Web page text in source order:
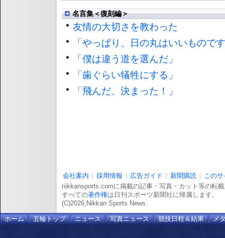
名言集＜復刻編＞
友情の大切さを教わった
「やっぱり、日の丸はいいもので
「僕は違う道を選んだ」
「歯ぐらい犠牲にする」
「飛んだ、決まった！」
会社案内 採用情報 広告ガイド 新聞購読
この
nikkansports.comに掲載の記事・写真・カット等の転
すべての著作権は日刊スポーツ新聞社に帰属します。
(C)2026,Nikkan Sports News.
ホーム 五輪トップ ニュース 写真ニュース 競技日程＆結果 メ